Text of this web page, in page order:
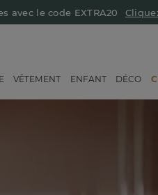
avec le code EXTRA20
VÊTEMENT ENFANT DÉCO